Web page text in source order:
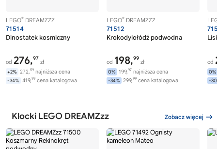
LEGO® DREAMZZZ
71514
Dinostatek kosmiczny
od 276,97
zł
+2% 272,59 najniższa cena
-34% 419,99 cena katalogowa
LEGO® DREAMZZZ
71512
Krokodylołódź podwodna
od 198,99
zł
0% 199,97 najniższa cena
-34% 299,99 cena katalogowa
od
0%
-
Klocki LEGO DREAMZzz Zobacz więcej